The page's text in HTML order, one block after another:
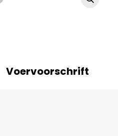
Voervoorschrift